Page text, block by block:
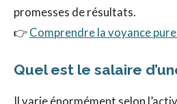
promesses de résultats.
👉 Comprendre la voyance
Quel est le salaire
Il varie énormément selon